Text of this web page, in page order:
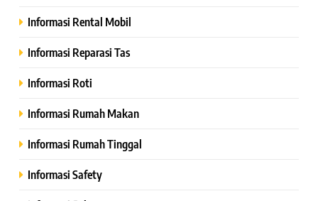
Informasi Rental Mobil
Informasi Reparasi Tas
Informasi Roti
Informasi Rumah Makan
Informasi Rumah Tinggal
Informasi Safety